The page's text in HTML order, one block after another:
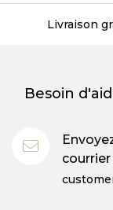
gratuite à domicile
Besoin
courrier